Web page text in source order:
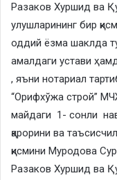
Разаков Хуршид ва
улушларининг бир
оддий ёзма шаклда
амалдаги устави
, яъни нотариал
“Орифхўжа строй”
майдаги 1- сонли
қарорини ва
қисмини Муродова
Разаков Хуршид ва